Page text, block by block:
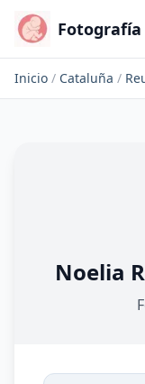
Fotografía
Inicio / Cataluña /
Noelia